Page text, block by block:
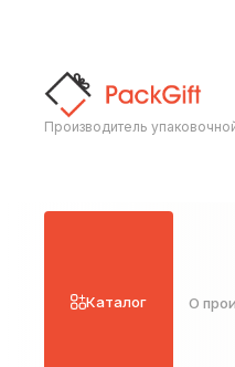
Производитель
Каталог О